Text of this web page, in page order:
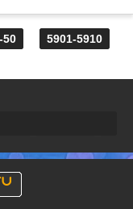
50
5901-5910